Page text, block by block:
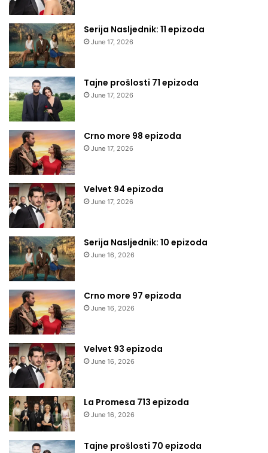
Serija Nasljednik: 11 epizoda
June 17, 2026
Tajne prošlosti 71 epizoda
June 17, 2026
Crno more 98 epizoda
June 17, 2026
Velvet 94 epizoda
June 17, 2026
Serija Nasljednik: 10 epizoda
June 16, 2026
Crno more 97 epizoda
June 16, 2026
Velvet 93 epizoda
June 16, 2026
La Promesa 713 epizoda
June 16, 2026
Tajne prošlosti 70 epizoda